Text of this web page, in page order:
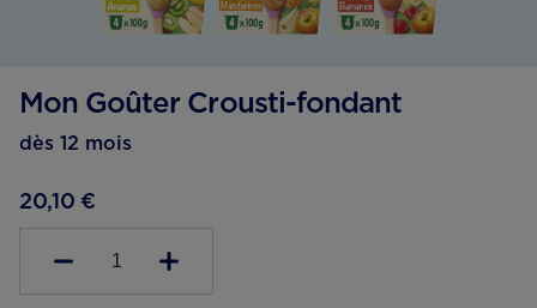
Mon Goûter Crousti-fondant
dès 12 mois
20,10 €
1